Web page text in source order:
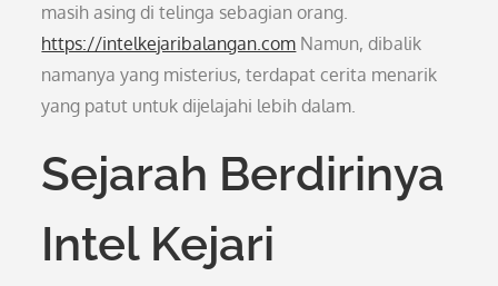
masih asing di telinga sebagian orang.
https://intelkejaribalangan.com Namun, dibalik
namanya yang misterius, terdapat cerita menarik
yang patut untuk dijelajahi lebih dalam.
Sejarah Berdirinya
Intel Kejari